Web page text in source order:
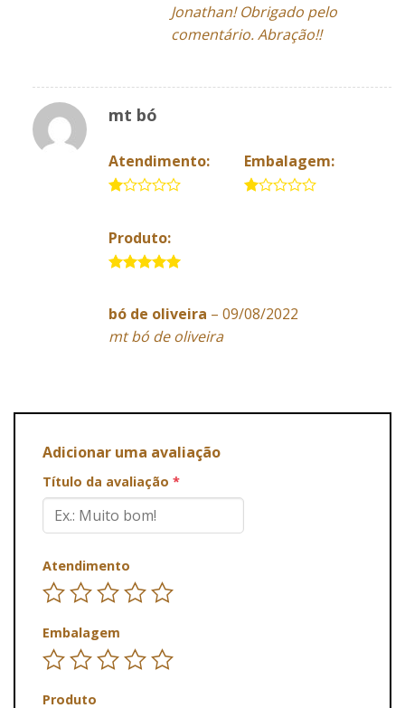
Jonathan! Obrigado pelo
comentário. Abração!!
mt bó
Atendimento:
5
Embalagem:
Produto:
bó de oliveira – 09/08/2022
mt bó de oliveira
Adicionar uma avaliação
Título da avaliação *
Atendimento
Embalagem
Produto